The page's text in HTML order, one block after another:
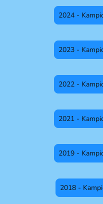
2024 -
2023 -
2022 -
2021 -
2019 -
2018 -